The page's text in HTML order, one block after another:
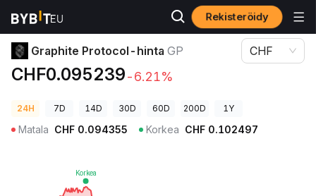
Rekisteröidy
Kryptohinnat Graphite Protocol-hinta GP
Graphite Protocol-hinta GP
CHF0.095239-6.21%
CHF
24H 7D 14D 30D 60D 200D 1Y
Matala CHF 0.094355 Korkea CHF 0.102497